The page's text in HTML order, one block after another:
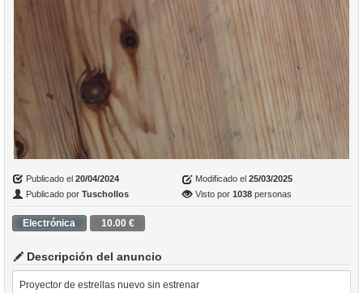
Publicado el 20/04/2024 Modificado el 25/03/2025
Publicado por Tuschollos Visto por 1038personas
Electrónica 10.00 €
Descripción del anuncio
Proyector de estrellas nuevo sin estrenar